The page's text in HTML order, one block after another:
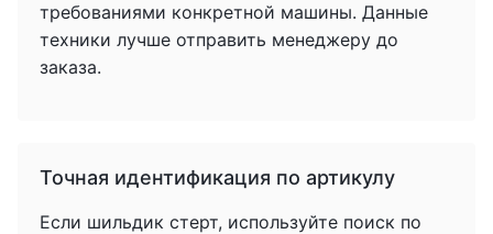
требованиями конкретной машины. Данные
техники лучше отправить менеджеру до
заказа.
Точная идентификация по артикулу
Если шильдик стерт, используйте поиск по